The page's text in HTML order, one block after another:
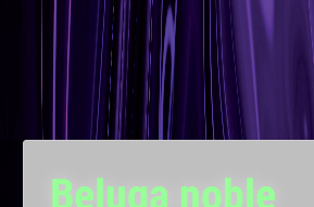
Beluga noble